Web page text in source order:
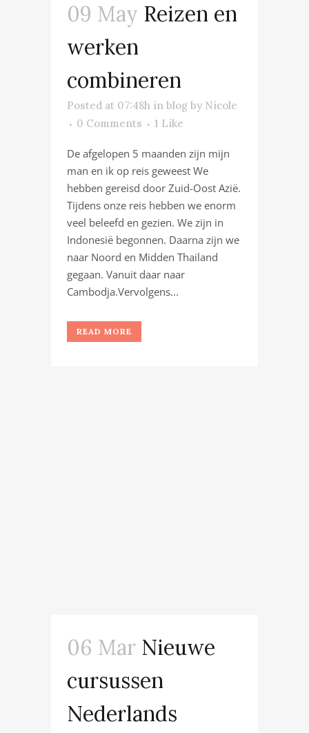
09 May Reizen en
werken
combineren
Posted at 07:48h in blog by Nicole
0 Comments
1 Like
De afgelopen 5 maanden zijn mijn
man en ik op reis geweest We
hebben gereisd door Zuid-Oost Azië.
Tijdens onze reis hebben we enorm
veel beleefd en gezien. We zijn in
Indonesië begonnen. Daarna zijn we
naar Noord en Midden Thailand
gegaan. Vanuit daar naar
Cambodja.Vervolgens...
READ MORE
06 Mar Nieuwe
cursussen
Nederlands